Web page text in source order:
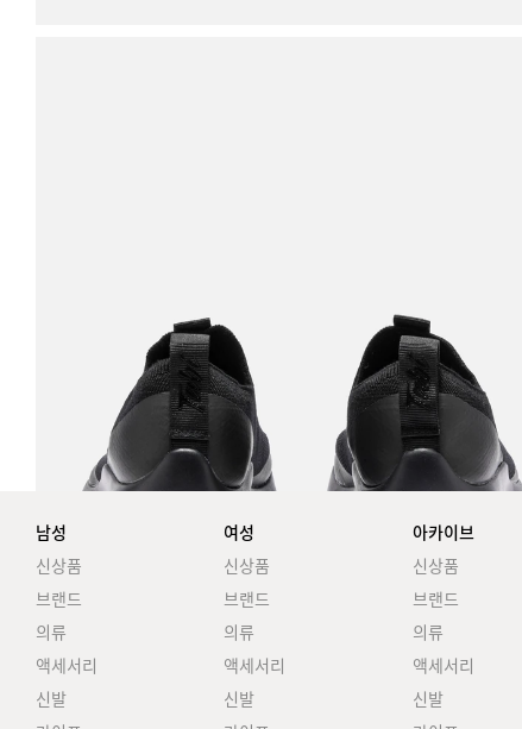
남성
신상품
브랜드
의류
액세서리
신발
여성
신상품
브랜드
의류
액세서리
신발
아카이브
신상품
브랜드
의류
액세서리
신발